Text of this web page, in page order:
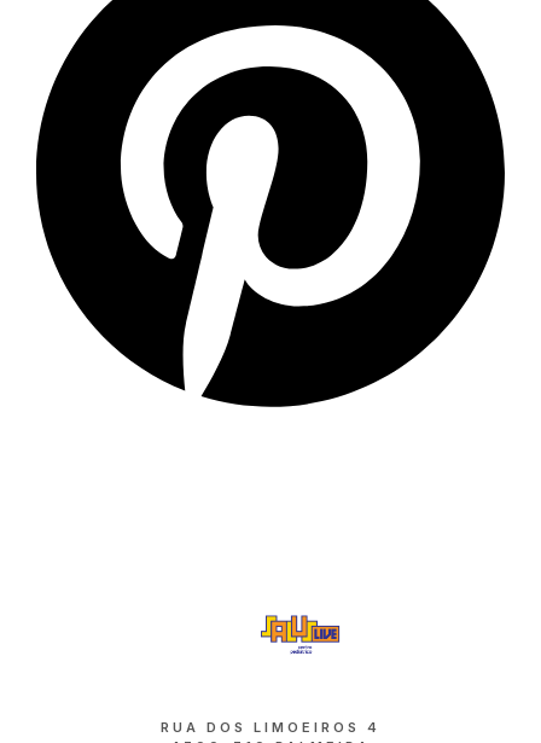
RUA DOS LIMOEIROS 4